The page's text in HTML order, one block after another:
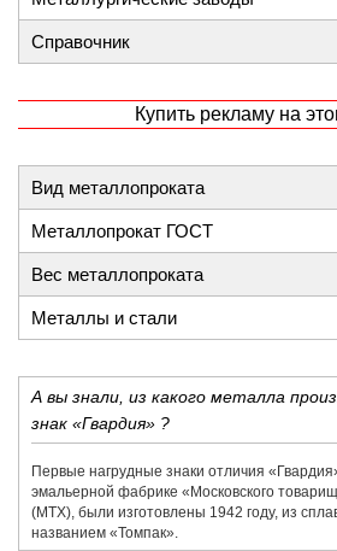
Справочник
Купить рекламу на
Вид металлопроката
Металлопрокат ГОСТ
Вес металлопроката
Металлы и стали
А вы знали, из какого металла
знак «Гвардия» ?
Первые нагрудные знаки отличия
эмальерной фабрике «​Московского
(МТХ), были изготовлены 1942 году, из
названием «​Томпак».